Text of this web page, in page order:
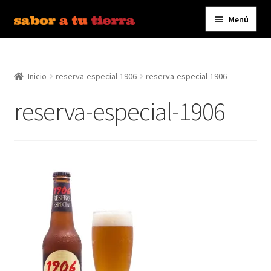
Ir
a
Ir
al
Menú
Bebidas
Caldos, Salsas y Condimentos
Conservas y Platos Preparados
Contáctanos
Inicio reserva-especial-1906 reserva-especial-1906
reserva-especial-1906